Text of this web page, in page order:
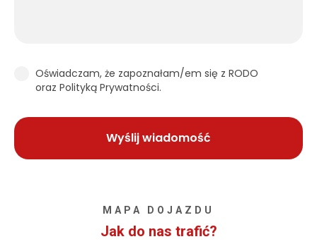
Oświadczam, że zapoznałam/em się z RODO
oraz Polityką Prywatności.
MAPA DOJAZDU
Jak do nas trafić?